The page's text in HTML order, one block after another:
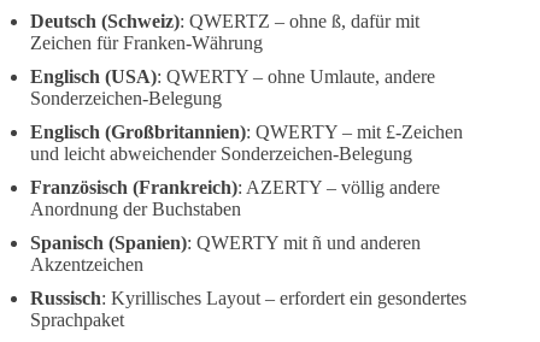
Deutsch (Schweiz): QWERTZ – ohne ß, dafür mit
Zeichen für Franken-Währung
Englisch (USA): QWERTY – ohne Umlaute, andere
Sonderzeichen-Belegung
Englisch (Großbritannien): QWERTY – mit £-Zeichen
und leicht abweichender Sonderzeichen-Belegung
Französisch (Frankreich): AZERTY – völlig andere
Anordnung der Buchstaben
Spanisch (Spanien): QWERTY mit ñ und anderen
Akzentzeichen
Russisch: Kyrillisches Layout – erfordert ein gesondertes
Sprachpaket